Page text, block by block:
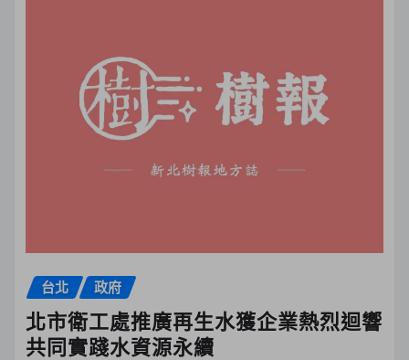
台北 政府
北市衛工處推廣再生水獲企業熱烈迴響
共同實踐水資源永續